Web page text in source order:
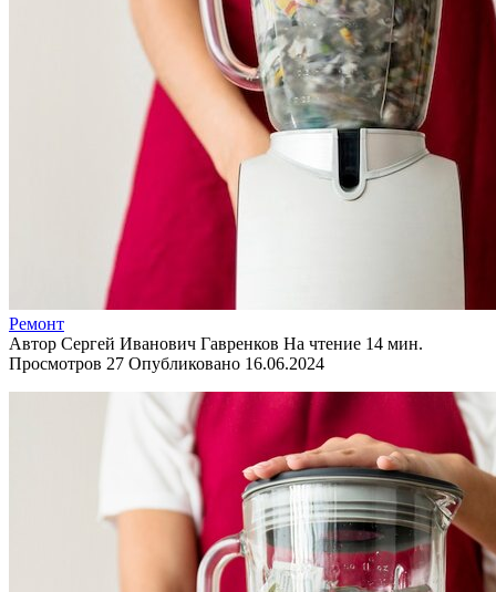
Ремонт
Автор Сергей Иванович Гавренков На чтение 14 мин.
Просмотров 27 Опубликовано 16.06.2024